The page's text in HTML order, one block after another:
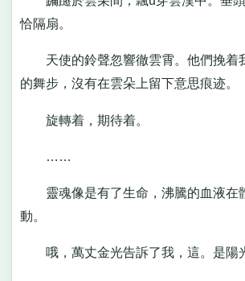
恰隔扇。
天使的鈴聲忽響徹雲霄。他們挽着
的舞步，沒有在雲朵上留下意思痕迹。
旋轉着，期待着。
……
靈魂像是有了生命，沸騰的血液在
動。
哦，萬丈金光告訴了我，這。是陽